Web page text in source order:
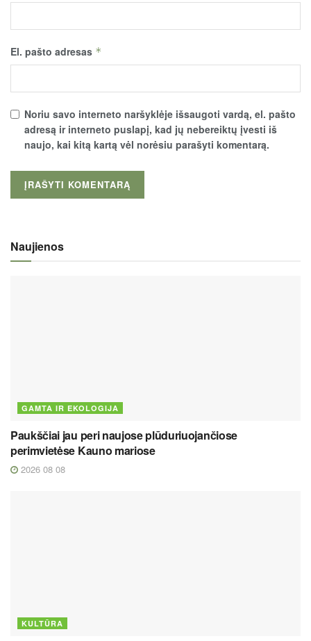
El. pašto adresas *
Noriu savo interneto naršyklėje išsaugoti vardą, el. pašto
adresą ir interneto puslapį, kad jų nebereiktų įvesti iš
naujo, kai kitą kartą vėl norėsiu parašyti komentarą.
Naujienos
GAMTA IR EKOLOGIJA
Paukščiai jau peri naujose plūduriuojančiose
perimvietėse Kauno mariose
2026 08 08
KULTŪRA